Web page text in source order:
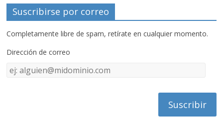
Suscribirse por correo
Completamente libre de spam, retírate en cualquier momento.
Dirección de correo
Dirección
de